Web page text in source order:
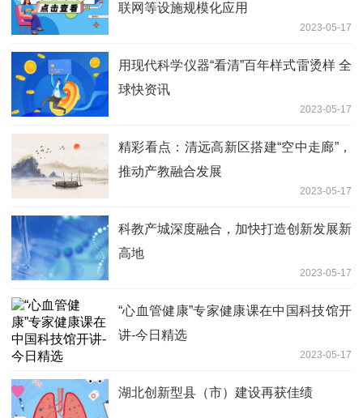
联网等设施规模化应用
2023-05-17
用现代科学仪器“看清”百年样式雷烫样 全
球快资讯
2023-05-17
精彩看点：清远高新区搭建“空中走廊”，
推动产教融合发展
2023-05-17
科教产城深度融合，加快打造创新发展新
高地
2023-05-17
“心血管健康”专家健康课在中国科技馆开
讲-今日精选
2023-05-17
湖北创新型县（市）建设再获佳绩